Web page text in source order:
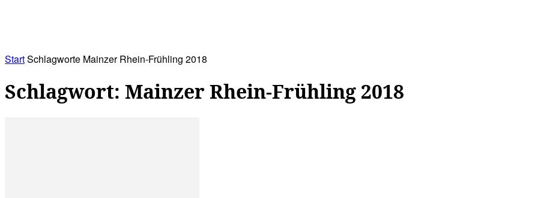
StartSchlagworte Mainzer Rhein-Frühling 2018
Schlagwort: Mainzer Rhein-Frühling 2018